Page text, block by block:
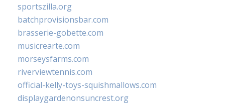
sportszilla.org
batchprovisionsbar.com
brasserie-gobette.com
musicrearte.com
morseysfarms.com
riverviewtennis.com
official-kelly-toys-squishmallows.com
displaygardenonsuncrest.org